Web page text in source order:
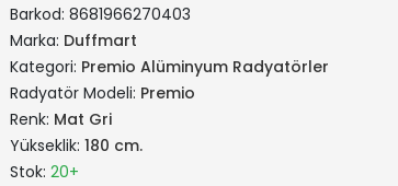
Barkod: 8681966270403
Marka: Duffmart
Kategori: Premio Alüminyum Radyatörler
Radyatör Modeli: Premio
Renk: Mat Gri
Yükseklik: 180 cm.
Stok: 20+